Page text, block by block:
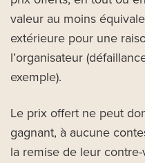
valeur au moins
extérieure pour une
l’organisateur
exemple).
Le prix offert ne peut
gagnant, à aucune
la remise de leur